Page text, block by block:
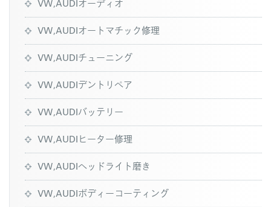
VW,AUDIオーディオ
VW,AUDIオートマチック修理
VW,AUDIチューニング
VW,AUDIデントリペア
VW,AUDIバッテリー
VW,AUDIヒーター修理
VW,AUDIヘッドライト磨き
VW,AUDIボディーコーティング